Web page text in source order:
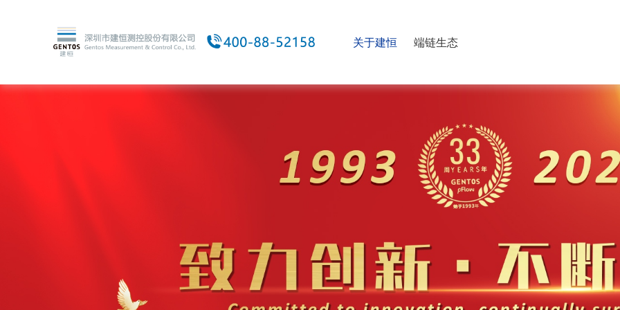
关于建恒 端链生态